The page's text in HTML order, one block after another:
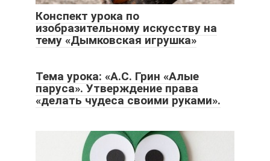
Конспект урока по
изобразительному искусству на
тему «Дымковская игрушка»
Тема урока: «А.С. Грин «Алые
паруса». Утверждение права
«делать чудеса своими руками».